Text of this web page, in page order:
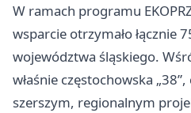
W ramach programu
wsparcie otrzymało łącznie
województwa śląskiego.
właśnie częstochowska
szerszym, regionalnym